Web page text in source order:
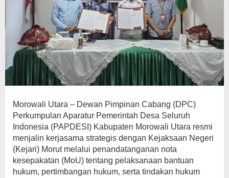
Morowali Utara – Dewan Pimpinan Cabang (DPC)
Perkumpulan Aparatur Pemerintah Desa Seluruh
Indonesia (PAPDESI) Kabupaten Morowali Utara resmi
menjalin kerjasama strategis dengan Kejaksaan Negeri
(Kejari) Morut melalui penandatanganan nota
kesepakatan (MoU) tentang pelaksanaan bantuan
hukum, pertimbangan hukum, serta tindakan hukum